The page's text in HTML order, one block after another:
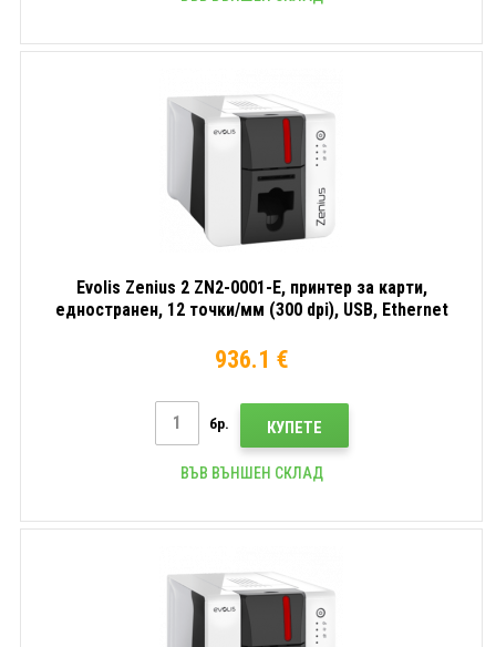
Evolis Zenius 2 ZN2-0001-E, принтер за карти,
едностранен, 12 точки/мм (300 dpi), USB, Ethernet
936.1 €
бр. КУПЕТЕ
ВЪВ ВЪНШЕН СКЛАД